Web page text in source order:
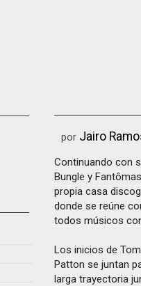
por Jairo
Continuando con
Bungle y
propia casa
donde se reúne
todos músicos
Los inicios de
Patton se juntan
larga trayectoria